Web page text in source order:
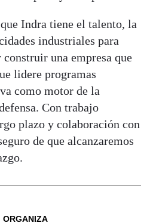
Indra tiene el talento, la
industriales para
una empresa que
lidere programas
como motor de la
Con trabajo
plazo y colaboración con
de que alcanzaremos
ORGANIZA